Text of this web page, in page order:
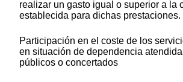
realizar un gasto igual o superior a la
establecida para dichas prestaciones.
Participación en el coste de los
en situación de dependencia
públicos o concertados